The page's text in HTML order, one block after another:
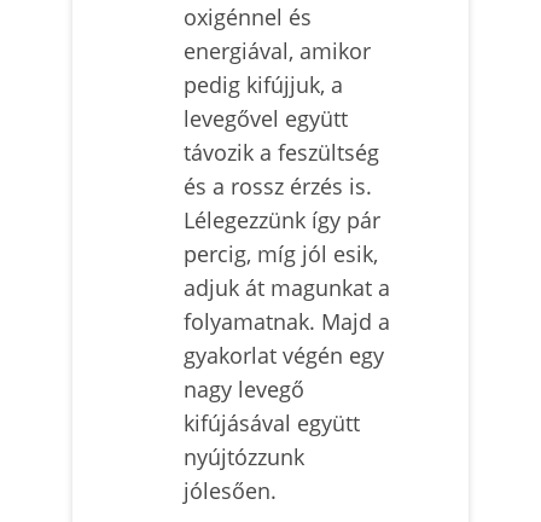
oxigénnel és
energiával, amikor
pedig kifújjuk, a
levegővel együtt
távozik a feszültség
és a rossz érzés is.
Lélegezzünk így pár
percig, míg jól esik,
adjuk át magunkat a
folyamatnak. Majd a
gyakorlat végén egy
nagy levegő
kifújásával együtt
nyújtózzunk
jólesően.